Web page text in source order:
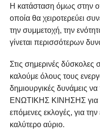
Η κατάσταση όμως στην
οποία θα χειροτερεύει
την συμμετοχή, την
γίνεται περισσότερων
Στις σημερινές δύσκολες
καλούμε όλους τους
δημιουργικές δυνάμεις να
ΕΝΩΤΙΚΗΣ ΚΙΝΗΣΗΣ για
επόμενες εκλογές, για
καλύτερο αύριο.